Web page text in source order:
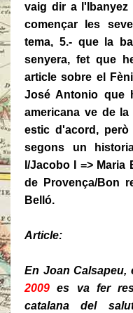
vaig dir a
començar les
tema, 5.- que la
senyera, fet que
article sobre el
José Antonio que
americana ve de
estic d'acord,
segons un
I/Jacobo I => Maria
de Provença/Bon
Belló.
Article:
En Joan Calsapeu,
2009es va fer
catalana del